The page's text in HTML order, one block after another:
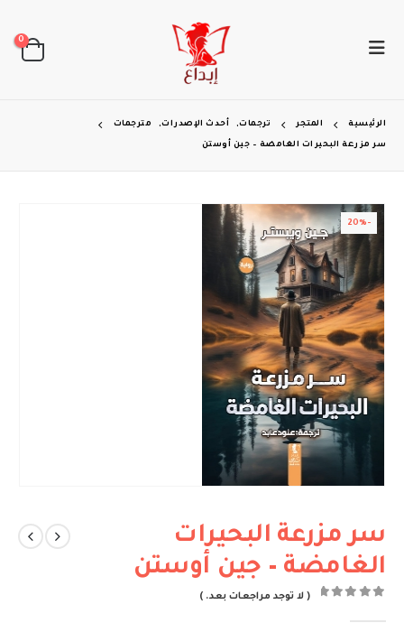
0
الرئيسية المتجر ترجمات, أحدث الإصدرات, مترجمات
سر مزرعة البحيرات الغامضة – جين أوستن
-20%
سر مزرعة البحيرات
الغامضة – جين أوستن
( لا توجد مراجعات بعد. )